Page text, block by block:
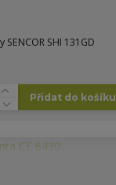
SENCOR SHI 131GD
Přidat do košíku